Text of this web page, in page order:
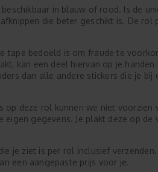
in blauw of rood. Is de
die beter geschikt is. De rol
tape bedoeld is om fraude te
kan een deel hiervan op je
dan alle andere stickers die je bij
op deze rol kunnen we niet voorzien
eigen gegevens. Je plakt deze op
je ziet is per rol inclusief
een aangepaste prijs voor je.